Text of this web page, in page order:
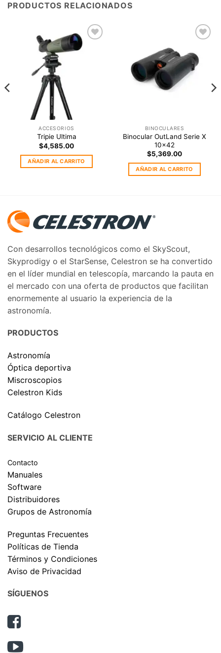
PRODUCTOS RELACIONADOS
Agregar
ACCESORIOS
Tripie Ultima
$4,585.00
AÑADIR AL CARRITO
a la
Lista de
deseos
BINOCULARES
Binocular OutLand Serie X
10×42
$5,369.00
AÑADIR AL CARRITO
Con desarrollos tecnológicos como el SkyScout,
Skyprodigy o el StarSense, Celestron se ha convertido
en el líder mundial en telescopía, marcando la pauta en
el mercado con una oferta de productos que facilitan
enormemente al usuario la experiencia de la
astronomía.
PRODUCTOS
Astronomía
Óptica deportiva
Miscroscopios
Celestron Kids
Catálogo Celestron
SERVICIO AL CLIENTE
Contacto
Manuales
Software
Distribuidores
Grupos de Astronomía
Preguntas Frecuentes
Políticas de Tienda
Términos y Condiciones
Aviso de Privacidad
SÍGUENOS